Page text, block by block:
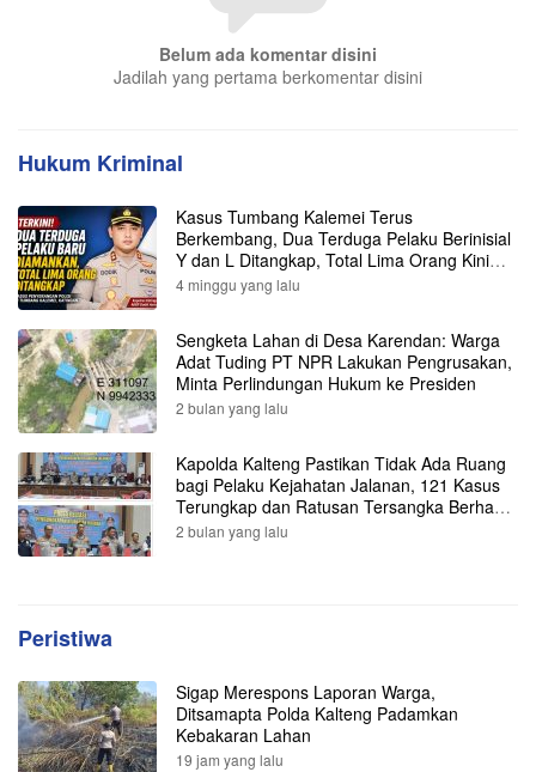
Belum ada komentar disini
Jadilah yang pertama berkomentar disini
Hukum Kriminal
Kasus Tumbang Kalemei Terus
Berkembang, Dua Terduga Pelaku Berinisial
Y dan L Ditangkap, Total Lima Orang Kini
Diamankan Polisi
4 minggu yang lalu
Sengketa Lahan di Desa Karendan: Warga
Adat Tuding PT NPR Lakukan Pengrusakan,
Minta Perlindungan Hukum ke Presiden
2 bulan yang lalu
Kapolda Kalteng Pastikan Tidak Ada Ruang
bagi Pelaku Kejahatan Jalanan, 121 Kasus
Terungkap dan Ratusan Tersangka Berhasil
Dibekuk
2 bulan yang lalu
Peristiwa
Sigap Merespons Laporan Warga,
Ditsamapta Polda Kalteng Padamkan
Kebakaran Lahan
19 jam yang lalu